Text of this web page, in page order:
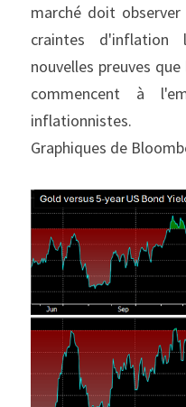
marché doit
craintes
nouvelles preuves
commencent à
inflationnistes.
Graphiques de